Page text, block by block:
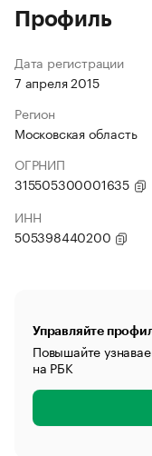
Профиль
Дата регистрации
7 апреля 2015
Регион
Московская область
ОГРНИП
315505300001635
ИНН
505398440200
Управляйте
Повышайте
на РБК